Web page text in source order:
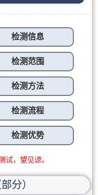
检测信息
检测范围
检测方法
检测流程
检测优势
试，望见谅。
分）